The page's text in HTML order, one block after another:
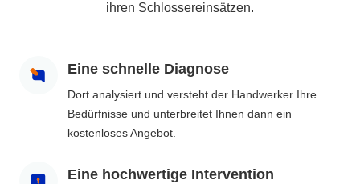
ihren Schlossereinsätzen.
Eine schnelle Diagnose
Dort analysiert und versteht der Handwerker Ihre
Bedürfnisse und unterbreitet Ihnen dann ein
kostenloses Angebot.
Eine hochwertige Intervention